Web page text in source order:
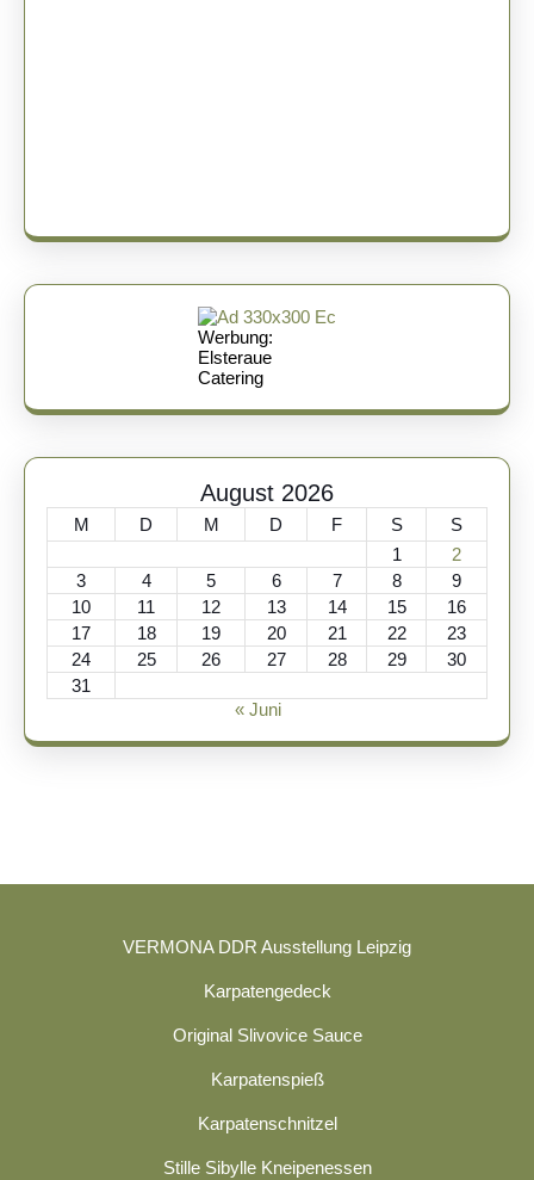
Werbung:
Elsteraue
Catering
August 2026
M D M D F S
S
1
2
3
4 5 6 7 8
9
10
11 12 13 14 15
16
17
18 19 20 21 22
23
24
25 26 27 28 29
30
31
« Juni
VERMONA DDR Ausstellung Leipzig
Karpatengedeck
Original Slivovice Sauce
Karpatenspieß
Karpatenschnitzel
Stille Sibylle Kneipenessen